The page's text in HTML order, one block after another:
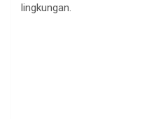
lingkungan.